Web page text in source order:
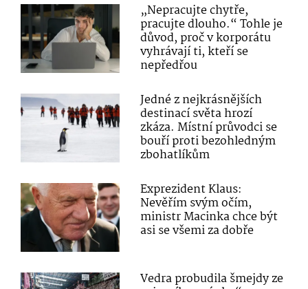
„Nepracujte chytře,
pracujte dlouho.“ Tohle je
důvod, proč v korporátu
vyhrávají ti, kteří se
nepředřou
Jedné z nejkrásnějších
destinací světa hrozí
zkáza. Místní průvodci se
bouří proti bezohledným
zbohatlíkům
Exprezident Klaus:
Nevěřím svým očím,
ministr Macinka chce být
asi se všemi za dobře
Vedra probudila šmejdy ze